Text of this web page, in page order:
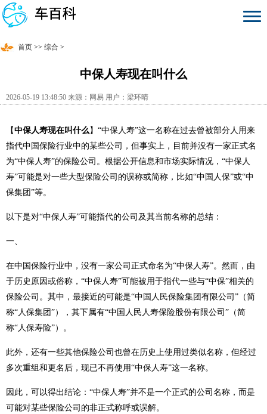
首页 >> 综合 >
中保人寿现在叫什么
2026-05-19 13:48:50 来源：网易 用户：梁环晴
【中保人寿现在叫什么】“中保人寿”这一名称在过去曾被部分人用来
指代中国保险行业中的某些公司，但事实上，目前并没有一家正式名
为“中保人寿”的保险公司。根据公开信息和市场实际情况，“中保人
寿”可能是对一些大型保险公司的误称或简称，比如“中国人保”或“中
保集团”等。
以下是对“中保人寿”可能指代的公司及其当前名称的总结：
一、
在中国保险行业中，没有一家公司正式命名为“中保人寿”。然而，由
于历史原因或俗称，“中保人寿”可能被用于指代一些与“中保”相关的
保险公司。其中，最接近的可能是“中国人民保险集团有限公司”（简
称“人保集团”），其下属有“中国人民人寿保险股份有限公司”（简
称“人保寿险”）。
此外，还有一些其他保险公司也曾在历史上使用过类似名称，但经过
多次重组和更名后，现已不再使用“中保人寿”这一名称。
因此，可以得出结论：“中保人寿”并不是一个正式的公司名称，而是
可能对某些保险公司的非正式称呼或误解。